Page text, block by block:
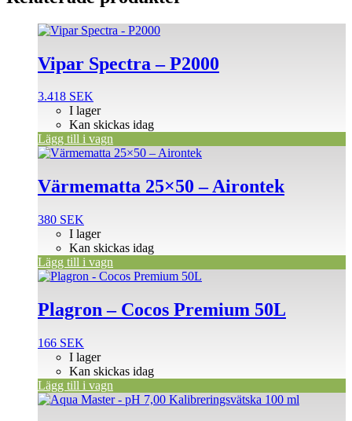
Vipar Spectra – P2000
3.418 SEK
I lager
Kan skickas idag
Lägg till i vagn
Värmematta 25×50 – Airontek
380 SEK
I lager
Kan skickas idag
Lägg till i vagn
Plagron – Cocos Premium 50L
166 SEK
I lager
Kan skickas idag
Lägg till i vagn